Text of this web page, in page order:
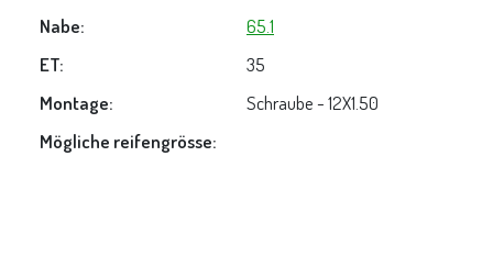
Nabe:
65.1
ET:
35
Montage:
Schraube - 12X1.50
Mögliche reifengrösse: